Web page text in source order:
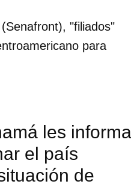
"filiados"
para
les informa
el país
de